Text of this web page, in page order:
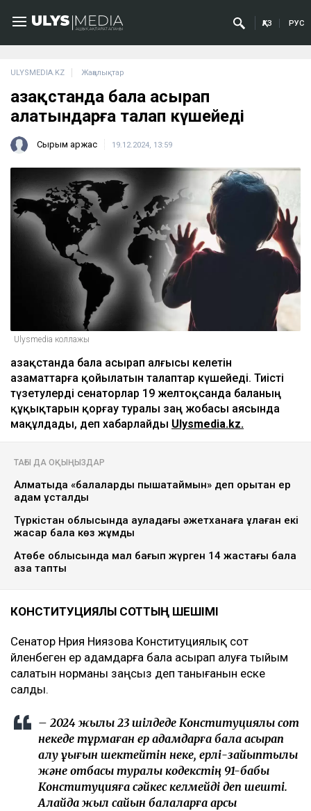
ҚАЗ РУС
ULYSMEDIA.KZ Жаңалықтар
Қазақстанда бала асырап
алатындарға талап күшейеді
Сырым Қаржас 19.12.2024, 13:59
Ulysmedia коллажы
Қазақстанда бала асырап алғысы келетін
азаматтарға қойылатын талаптар күшейеді. Тиісті
түзетулерді сенаторлар 19 желтоқсанда баланың
құқықтарын қорғау туралы заң жобасы аясында
мақұлдады, деп хабарлайды Ulysmedia.kz.
ТАҒЫ ДА ОҚЫҢЫЗДАР
Алматыда «балаларды пышақтаймын» деп қорқытқан ер
адам ұсталды
Түркістан облысында ауладағы әжетханаға құлаған екі
жасар бала көз жұмды
Ақтөбе облысында мал бағып жүрген 14 жастағы бала
қаза тапты
КОНСТИТУЦИЯЛЫҚ СОТТЫҢ ШЕШІМІ
Сенатор Нүрия Ниязова Конституциялық сот
үйленбеген ер адамдарға бала асырап алуға тыйым
салатын норманы заңсыз деп танығанын еске
салды.
– 2024 жылы 23 шілдеде Конституциялық сот
некеде тұрмаған ер адамдарға бала асырап
алу құқығын шектейтін неке, ерлі-зайыптылық
және отбасы туралы кодекстің 91-бабы
Конституцияға сәйкес келмейді деп шешті.
Алайда жыл сайын балаларға қарсы